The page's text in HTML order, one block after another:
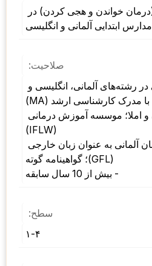
مدارس ابتدایی آلمانی و انگلیسی
صلاحیت:
- بیش از 10 سال سابقه
سطح:
۱-۴